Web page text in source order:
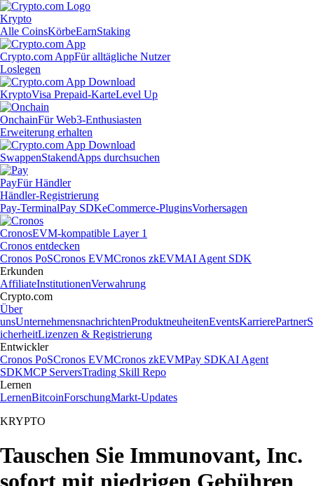
Krypto
Alle CoinsKörbeEarnStaking
Crypto.com AppFür alltägliche Nutzer
Loslegen
KryptoVisa Prepaid-KarteLevel Up
OnchainFür Web3-Enthusiasten
Erweiterung erhalten
SwappenStakendApps durchsuchen
PayFür Händler
Händler-Registrierung
Pay-TerminalPay SDKeCommerce-PluginsVorhersagen
CronosEVM-kompatible Layer 1
Cronos entdecken
Cronos PoSCronos EVMCronos zkEVMAI Agent SDK
Erkunden
AffiliateInstitutionenVerwahrung
Crypto.com
Über
unsUnternehmensnachrichtenProduktneuheitenEventsKarrierePartnerS
icherheitLizenzen & Registrierung
Entwickler
Cronos PoSCronos EVMCronos zkEVMPay SDKAI Agent
SDKMCP ServersTrading Skill Repo
Lernen
LernenBitcoinForschungMarkt-Updates
KRYPTO
Tauschen Sie Immunovant, Inc.